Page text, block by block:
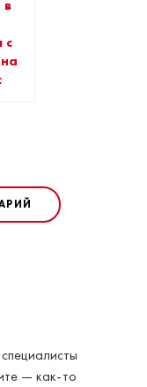
в
с
— как-то